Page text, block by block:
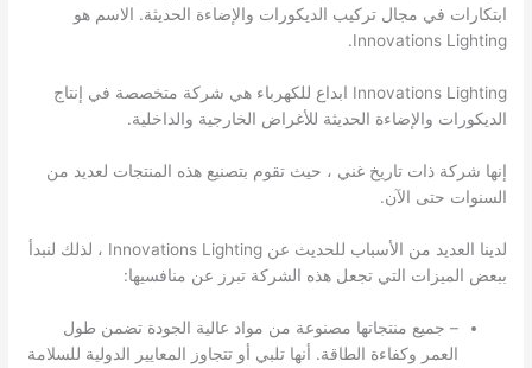
ابتكارات في مجال تركيب الديكورات والإضاءة الحديثة. الاسم هو
Innovations Lighting.
Innovations Lighting ابداع للكهرباء هي شركة متخصصة في إنتاج
الديكورات والإضاءة الحديثة للأغراض الخارجية والداخلية.
إنها شركة ذات تاريخ غني ، حيث تقوم بتصنيع هذه المنتجات لعديد من
السنوات حتى الآن.
لدينا العديد من الأسباب للحديث عن Innovations Lighting ، لذلك لنبدأ
ببعض الميزات التي تجعل هذه الشركة تبرز عن منافسيها:
– جميع منتجاتها مصنوعة من مواد عالية الجودة تضمن طول
العمر وكفاءة الطاقة. أنها تلبي أو تتجاوز المعايير الدولية للسلامة